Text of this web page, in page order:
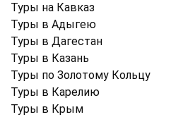
Туры на Кавказ
Туры в Адыгею
Туры в Дагестан
Туры в Казань
Туры по Золотому Кольцу
Туры в Карелию
Туры в Крым